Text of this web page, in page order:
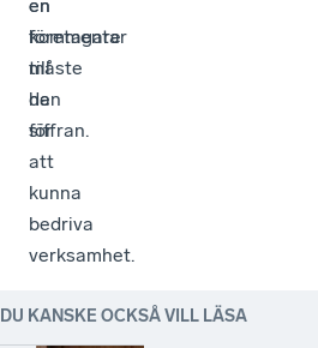
en
kommentar
till
den
siffran.
en
företagare
måste
ha
för
att
kunna
bedriva
verksamhet.
DU KANSKE OCKSÅ VILL LÄSA